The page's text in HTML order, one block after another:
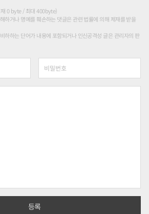
0 byte / 최대 400byte)
하거나 명예를 훼손하는 댓글은 관련 법률에 의해 제재를 받을
하하는 단어가 내용에 포함되거나 인신공격성 글은 관리자의 판